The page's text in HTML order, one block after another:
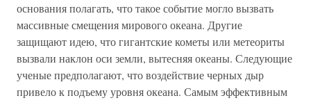
основания полагать, что такое событие могло вызвать
массивные смещения мирового океана. Другие
защищают идею, что гигантские кометы или метеориты
вызвали наклон оси земли, вытесняя океаны. Следующие
ученые предполагают, что воздействие черных дыр
привело к подъему уровня океана. Самым эффективным